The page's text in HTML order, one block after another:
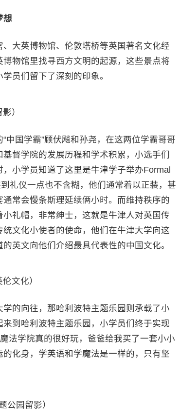
想
大英博物馆、伦敦塔桥等英国著名文化经
物馆里找寻西方文明的起源，这些景点将
员们留下了深刻的印象。
）
中国学霸”顾伏飚和孙尧，在这两位学霸哥哥
督学院的发展历程和学术积累，小选手们
小学员知道了这里是牛津学子举办Formal
礼仪一点也不含糊，他们通常着以正装，甚
常会慢条斯理延续俩小时。而维持秩序的
礼帽，非常绅士，这就是牛津人对英国传
文化小使者的使命，他们在牛津大学向这
英文向他们介绍最具代表性的中国文化。
文化）
的向往，那哈利波特主题乐园则承载了小
到哈利波特主题乐园，小学员们终于实现
法学院真的很好玩，爸爸给我买了一套小小
化身，学英语和学魔法是一样的，只有坚
公园留影）